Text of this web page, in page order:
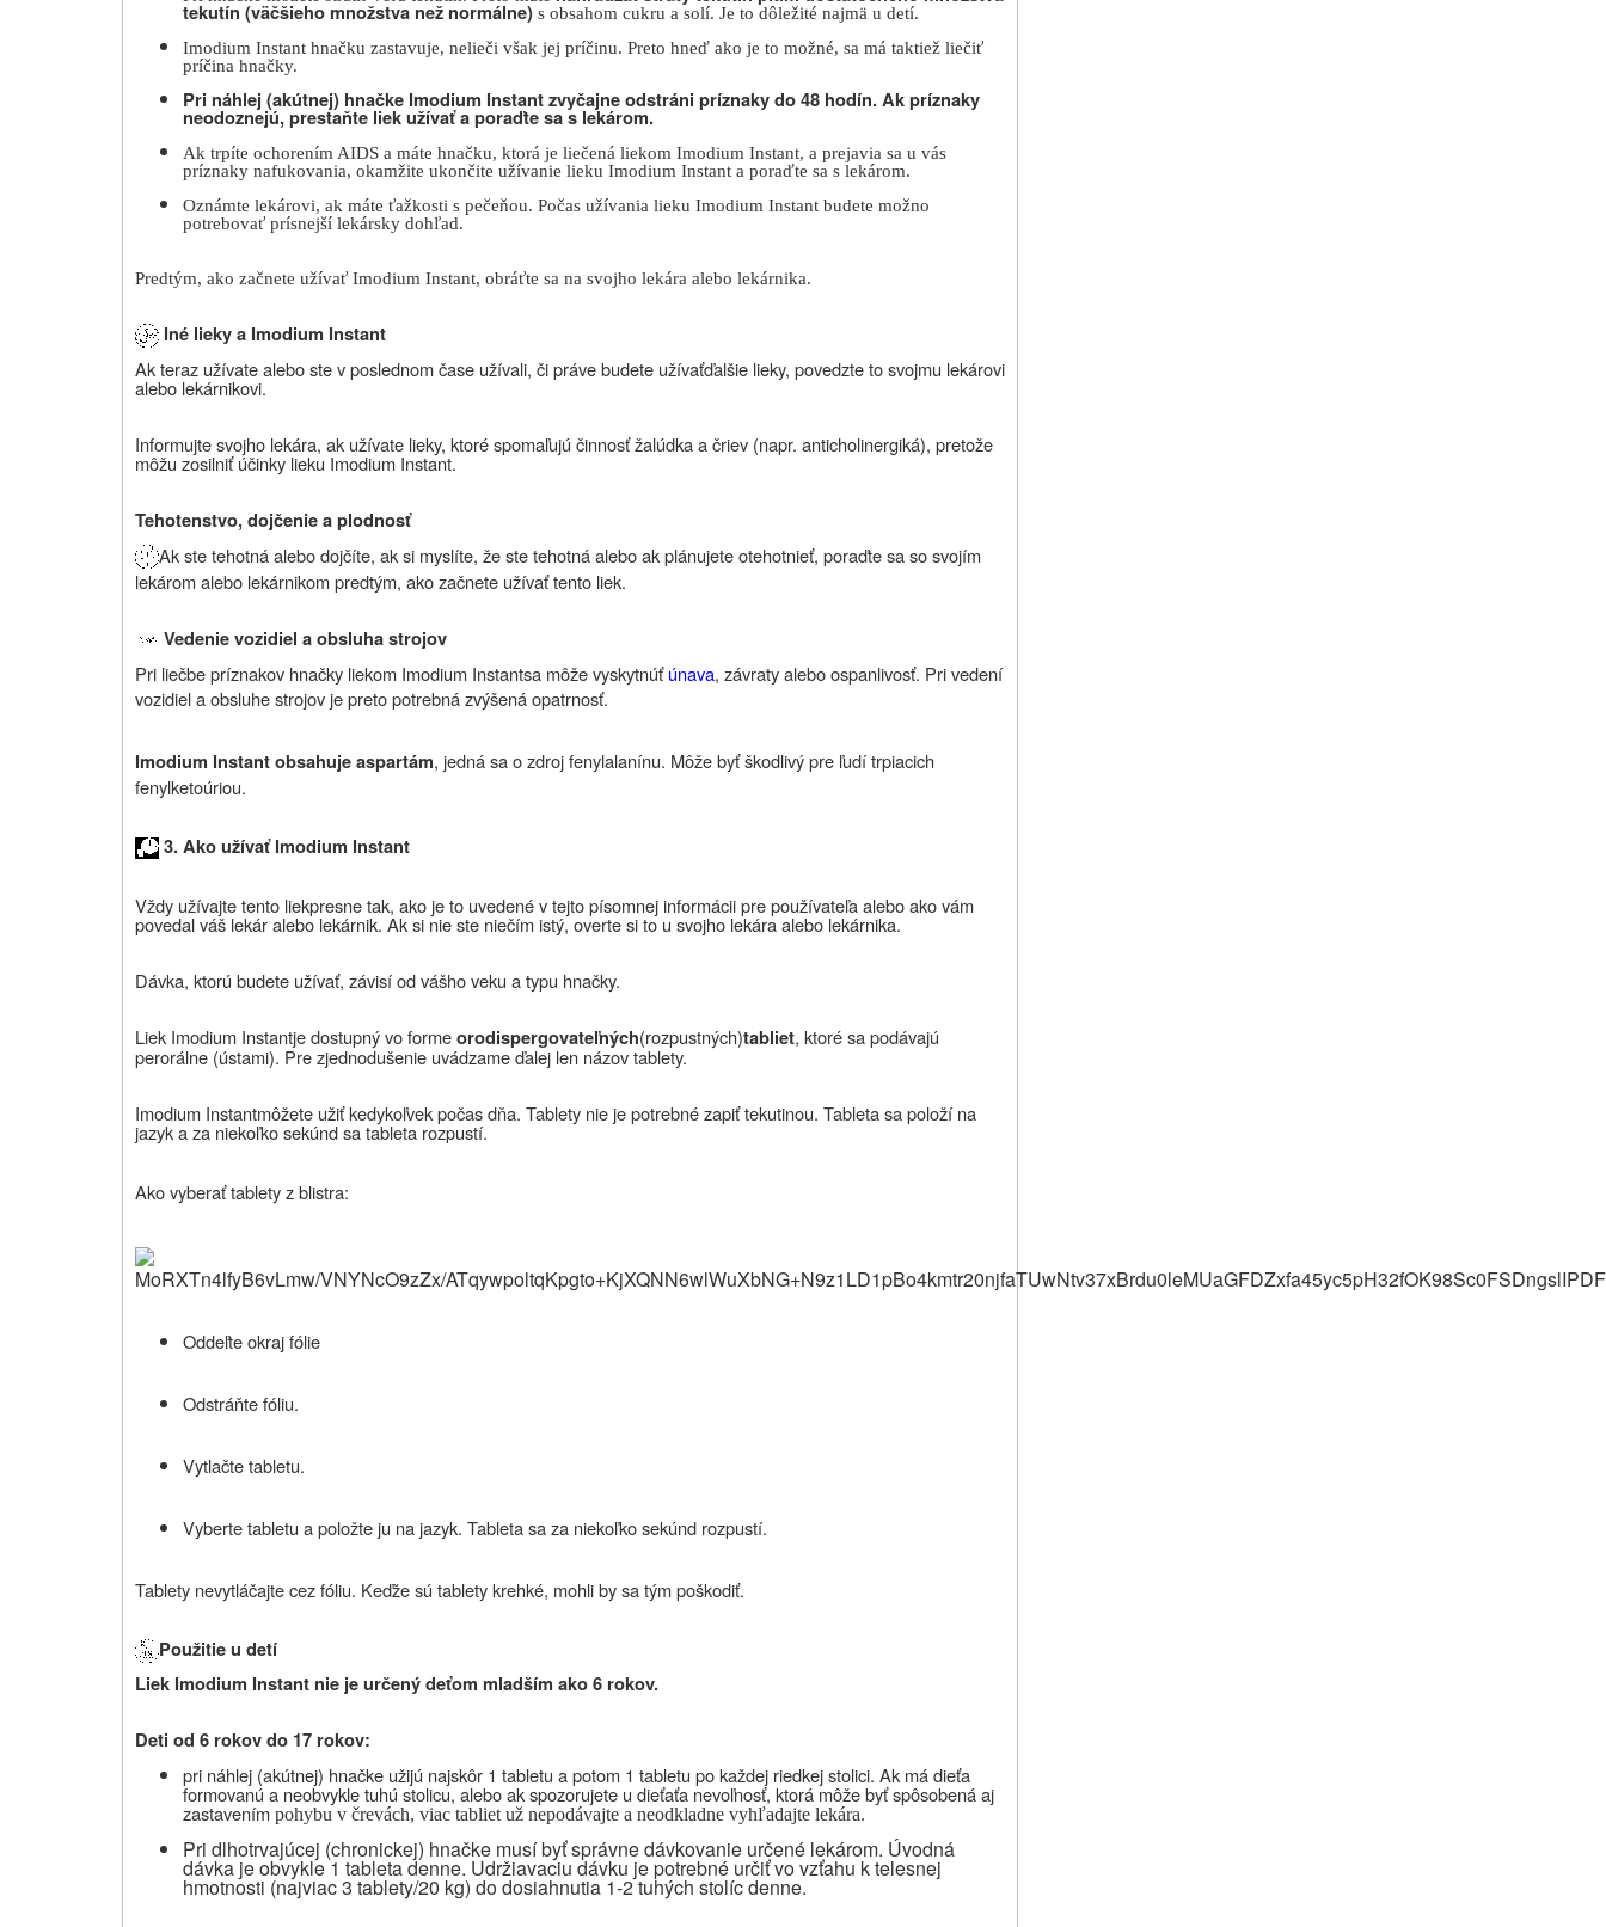
tekutín (väčšieho množstva než normálne) s obsahom cukru a solí. Je to dôležité najmä u detí.
Imodium Instant hnačku zastavuje, nelieči však jej príčinu. Preto hneď ako je to možné, sa má taktiež liečiť
príčina hnačky.
Pri náhlej (akútnej) hnačke Imodium Instant zvyčajne odstráni príznaky do 48 hodín. Ak príznaky
neodoznejú,prestaňte liek užívaťa poraďte sa s lekárom.
Ak trpíte ochorením AIDS a máte hnačku, ktorá je liečená liekom Imodium Instant, a prejavia sa u vás
príznaky nafukovania, okamžite ukončite užívanie lieku Imodium Instant a poraďte sa s lekárom.
Oznámte lekárovi, ak máte ťažkosti s pečeňou. Počas užívania lieku Imodium Instant budete možno
potrebovať prísnejší lekársky dohľad.
Predtým, ako začnete užívať Imodium Instant, obráťte sa na svojho lekára alebo lekárnika.
Iné lieky a Imodium Instant
Ak teraz užívate alebo ste v poslednom čase užívali, či práve budete užívaťďalšie lieky, povedzte to svojmu lekárovi
alebo lekárnikovi.
Informujte svojho lekára, ak užívate lieky, ktoré spomaľujú činnosť žalúdka a čriev (napr. anticholinergiká), pretože
môžu zosilniť účinky lieku Imodium Instant.
Tehotenstvo, dojčenie a plodnosť
Ak ste tehotná alebo dojčíte, ak si myslíte, že ste tehotná alebo ak plánujete otehotnieť, poraďte sa so svojím
lekárom alebo lekárnikom predtým, ako začnete užívať tento liek.
Vedenie vozidiel a obsluha strojov
Pri liečbe príznakov hnačky liekom Imodium Instantsa môže vyskytnúťúnava, závraty alebo ospanlivosť. Pri vedení
vozidiel a obsluhe strojov je preto potrebná zvýšená opatrnosť.
Imodium Instant obsahuje aspartám, jedná sa o zdroj fenylalanínu. Môže byť škodlivý pre ľudí trpiacich
fenylketoúriou.
3.Ako užívať Imodium Instant
Vždy užívajtetento liekpresne tak, ako je to uvedené v tejto písomnej informácii pre používateľa alebo ako vám
povedal váš lekáralebo lekárnik. Ak si nie ste niečím istý, overte si to u svojho lekára alebo lekárnika.
Dávka, ktorú budete užívať, závisí od vášho veku a typu hnačky.
Liek Imodium Instantje dostupný vo formeorodispergovateľných(rozpustných)tabliet, ktoré sa podávajú
perorálne (ústami). Pre zjednodušenie uvádzame ďalej len názov tablety.
Imodium Instantmôžete užiť kedykoľvek počas dňa. Tablety nie je potrebné zapiť tekutinou. Tableta sa položí na
jazyk a za niekoľko sekúnd sa tableta rozpustí.
Ako vyberať tablety z blistra:
MoRXTn4lfyB6vLmw/VNYNcO9zZx/
Oddeľte okraj fólie
Odstráňte fóliu.
Vytlačte tabletu.
Vyberte tabletu a položte ju na jazyk. Tableta sa za niekoľko sekúnd rozpustí.
Tablety nevytláčajte cez fóliu. Keďže sú tablety krehké, mohli by sa tým poškodiť.
Použitie u detí
Liek Imodium Instant nie je určený deťom mladším ako 6 rokov.
Deti od 6 rokov do 17 rokov:
pri náhlej (akútnej) hnačke užijú najskôr 1 tabletu a potom 1 tabletu po každej riedkej stolici. Ak má dieťa
formovanú a neobvykle tuhú stolicu, alebo ak spozorujete u dieťaťa nevoľnosť, ktorá môže byť spôsobená aj
zastavením pohybu v črevách, viac tabliet už nepodávajte a neodkladne vyhľadajte lekára.
Pri dlhotrvajúcej (chronickej) hnačke musí byť správne dávkovanie určené lekárom. Úvodná
dávka je obvykle 1 tableta denne. Udržiavaciu dávku je potrebné určiť vo vzťahu k telesnej
hmotnosti (najviac 3 tablety/20 kg) do dosiahnutia 1-2 tuhých stolíc denne.